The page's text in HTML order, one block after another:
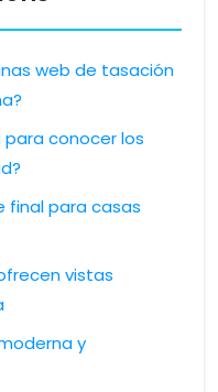
web de tasación
conocer los
final para casas
vistas
y